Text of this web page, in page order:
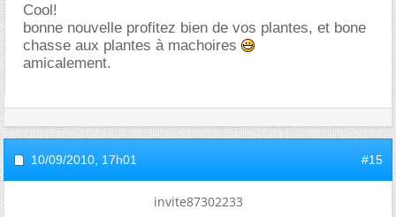
Cool!
bonne nouvelle profitez bien de vos plantes, et bone
chasse aux plantes à machoires
amicalement.
10/09/2010, 17h01 #15
invite87302233